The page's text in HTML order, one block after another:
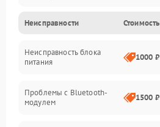
Интерфейсы
Связь
Неисправности Стоимость
Неисправность блока
питания
1000 ₽
Проблемы с Bluetooth-
модулем
1500 ₽